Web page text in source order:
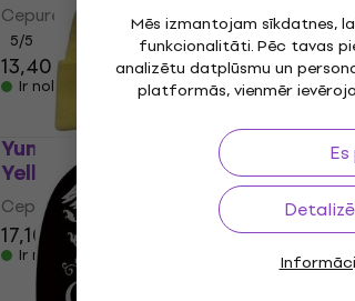
Mēs izmantojam sīkdatnes,
funkcionalitāti. Pēc tavas
analizētu datplūsmu un
platformās, vienmēr
Cepure
5/5
13,40 €
Ir noliktavā
Yungblud Red Logo Beanie Hat
Yellow
Cepure
17,10 € 17,50 €
Ir noliktavā